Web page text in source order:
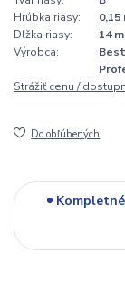
Hrúbka riasy:
0,15
Dľžka riasy:
14
Výrobca:
Strážiť cenu /
Do obľúbených